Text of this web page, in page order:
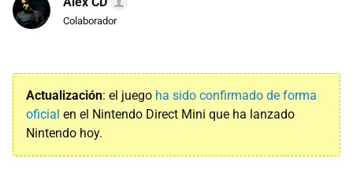
Colaborador
Actualización: el juego ha sido confirmado de forma
oficial en el Nintendo Direct Mini que ha lanzado
Nintendo hoy.